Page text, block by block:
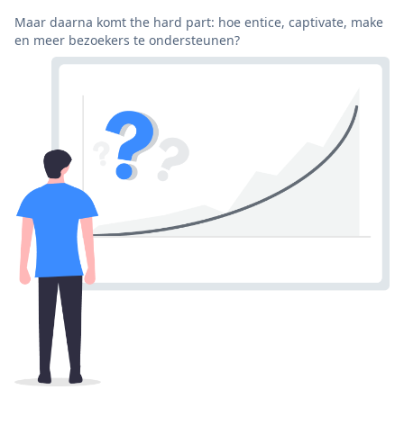
Maar daarna komt the hard part: hoe entice, captivate, make
en meer bezoekers te ondersteunen?